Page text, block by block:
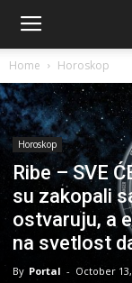
Home Horoskop
Horoskop
Ribe – SVE
su zakopali
ostvaruju, a
na svetlost
By Portal - October